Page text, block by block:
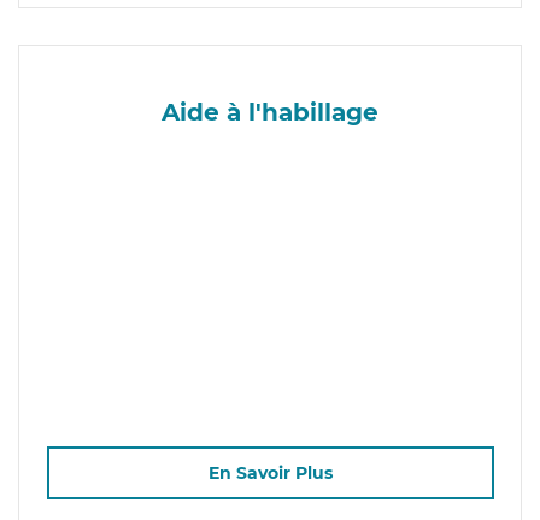
Aide à l'habillage
En Savoir Plus